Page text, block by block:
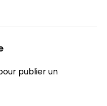
publier un